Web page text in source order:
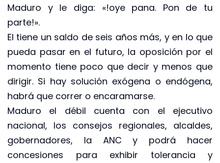
Maduro y le diga: «!oye pana. Pon de tu
parte!».
El tiene un saldo de seis años más, y en lo que
pueda pasar en el futuro, la oposición por el
momento tiene poco que decir y menos que
dirigir. Si hay solución exógena o endógena,
habrá que correr o encaramarse.
Maduro el débil cuenta con el ejecutivo
nacional, los consejos regionales, alcaldes,
gobernadores, la ANC y podrá hacer
concesiones para exhibir tolerancia y